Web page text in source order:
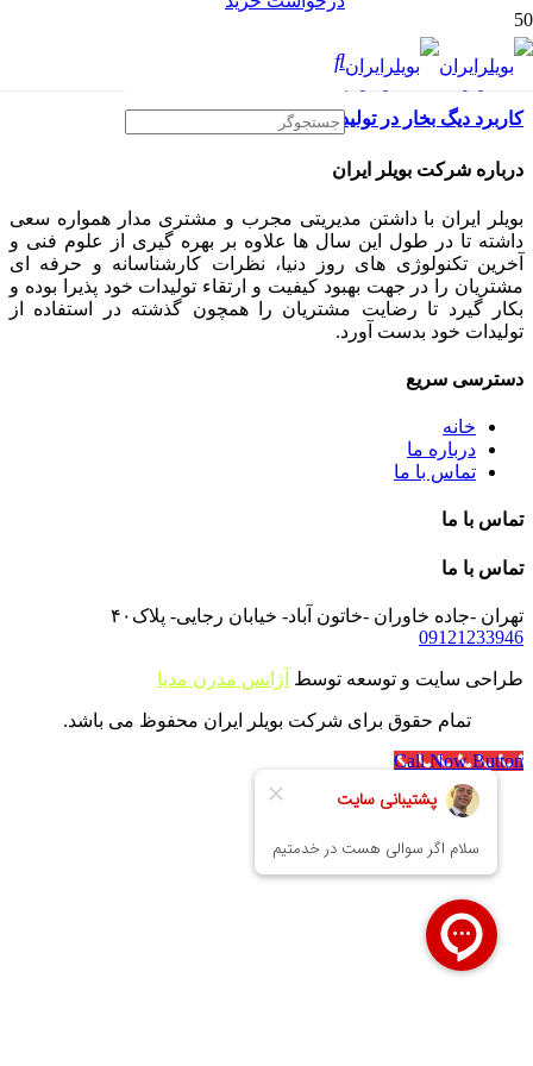
کاربرد دیگ بخار در تولید قند و شکر
درباره شرکت بویلر ایران
بویلر ایران با داشتن مدیریتی مجرب و مشتری مدار همواره سعی
داشته تا در طول این سال ها علاوه بر بهره گیری از علوم فنی و
آخرین تکنولوژی های روز دنیا، نظرات کارشناسانه و حرفه ای
مشتریان را در جهت بهبود کیفیت و ارتقاء تولیدات خود پذیرا بوده و
بکار گیرد تا رضایت مشتریان را همچون گذشته در استفاده از
تولیدات خود بدست آورد.
دسترسی سریع
خانه
درباره ما
تماس با ما
تماس با ما
تماس با ما
تهران -جاده خاوران -خاتون آباد- خیابان رجایی- پلاک۴۰
09121233946
طراحی سایت و توسعه توسط آژانس مدرن مدیا
تمام حقوق برای شرکت بویلر ایران محفوظ می باشد.
Call Now Button